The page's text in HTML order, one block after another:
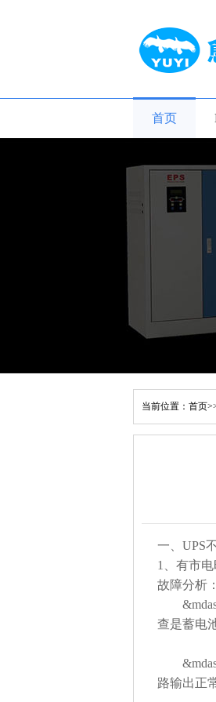
首页
当前位置： 首页
一、UPS
1、有市
故障分析
查是蓄电
路输出正